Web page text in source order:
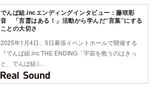
でんぱ組.incエンディングインタビュー：藤咲彩
音 「言霊はある！」活動から学んだ“言葉”にする
ことの大切さ
2025年1月4日、5日幕張イベントホールで開催する
『でんぱ組.inc THE ENDING「宇宙を救うのはきっ
と、でんぱ組.i…